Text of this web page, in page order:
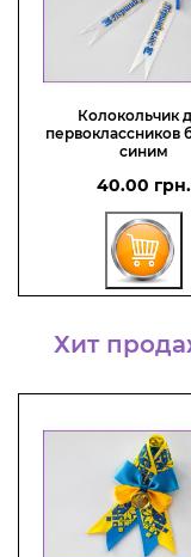
Колокольчик
первоклассников
синим
40.00 грн.
Хит